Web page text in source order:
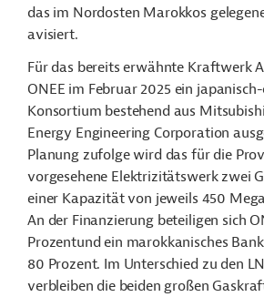
das im Nordosten Marokkos
avisiert.
Für das bereits erwähnte Kraftwerk
ONEE im Februar 2025 ein
Konsortium bestehend aus
Energy Engineering Corporation
Planung zufolge wird das für die
vorgesehene Elektrizitätswerk zwei
einer Kapazität von jeweils 450
An der Finanzierung beteiligen sich
Prozentund ein marokkanisches
80 Prozent. Im Unterschied zu den
verbleiben die beiden großen